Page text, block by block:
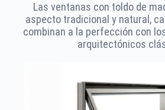
Las ventanas con toldo de
aspecto tradicional y natural,
combinan a la perfección con
arquitectónicos